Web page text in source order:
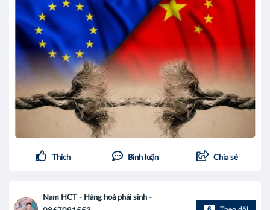
Thích Bình luận Chia sẻ
Nam HCT - Hàng hoá phái sinh -